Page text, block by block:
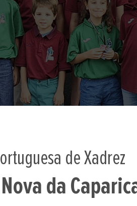
de Xadrez
da